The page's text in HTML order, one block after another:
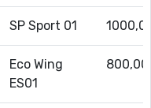
SP Sport 01
Eco Wing
ES01